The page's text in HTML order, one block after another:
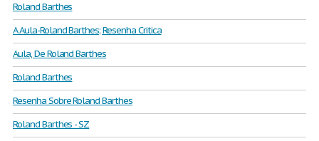
Roland Barthes
A Aula-Roland Barthes; Resenha Critica
Aula, De Roland Barthes
Roland Barthes
Resenha Sobre Roland Barthes
Roland Barthes - SZ